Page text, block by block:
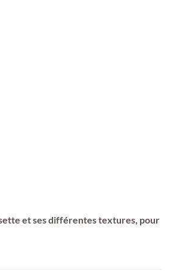
et ses différentes textures, pour